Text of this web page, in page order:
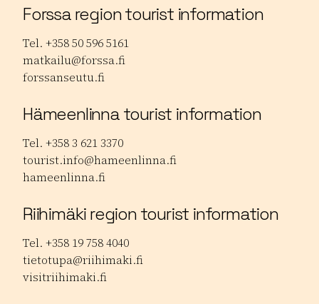
Forssa region tourist information
Tel. +358 50 596 5161
matkailu@forssa.fi
forssanseutu.fi
Hämeenlinna tourist information
Tel. +358 3 621 3370
tourist.info@hameenlinna.fi
hameenlinna.fi
Riihimäki region tourist information
Tel. +358 19 758 4040
tietotupa@riihimaki.fi
visitriihimaki.fi